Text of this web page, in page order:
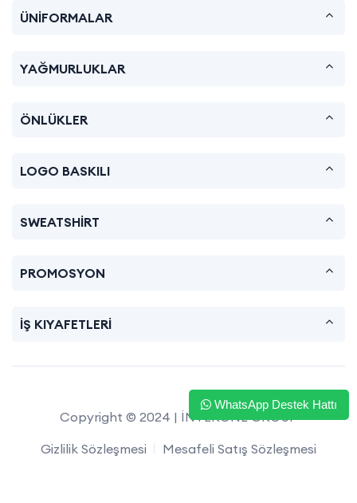
ÜNİFORMALAR
YAĞMURLUKLAR
ÖNLÜKLER
LOGO BASKILI
SWEATSHİRT
PROMOSYON
İŞ KIYAFETLERİ
Copyright © 2024 | İNTERONE GROUP
Gizlilik Sözleşmesi
Mesafeli Satış Sözleşmesi
WhatsApp Destek Hattı